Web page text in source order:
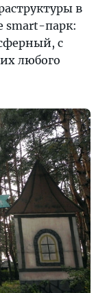
в
smart-парк:
с
любого